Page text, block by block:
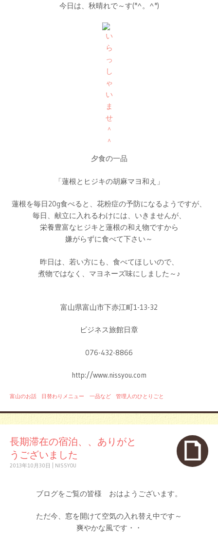
今日は、秋晴れで～す(*^。^*)
夕食の一品
「蓮根とヒジキの胡麻マヨ和え」
蓮根を毎日20g食べると、花粉症の予防になるようですが、
毎日、献立に入れるわけには、いきませんが、
栄養豊富なヒジキと蓮根の和え物ですから
嫌がらずに食べて下さい～
昨日は、若い方にも、食べてほしいので、
煮物ではなく、マヨネーズ味にしました～♪
富山県富山市下赤江町1-13-32
ビジネス旅館日章
076-432-8866
http://www.nissyou.com
富山のお話 日替わりメニュー 一品など 管理人のひとりごと
長期滞在の宿泊、、ありがと
うございました
2013年10月30日 NISSYOU
ブログをご覧の皆様 おはようございます。
ただ今、窓を開けて空気の入れ替え中です～
爽やかな風です・・